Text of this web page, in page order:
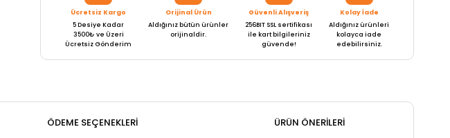
Ücretsiz Kargo
5 Desiye Kadar
3500₺ ve Üzeri
Ücretsiz Gönderim
Orijinal Ürün
Aldığınız bütün ürünler
orijinaldir.
Güvenli Alışveriş
256BIT SSL sertifikası
ile kart bilgileriniz
güvende!
Kolay İade
Aldığınız ürünleri
kolayca iade
edebilirsiniz.
ÖDEME SEÇENEKLERI ÜRÜN ÖNERILERI